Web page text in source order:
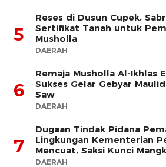
5
Reses di Dusun Cupek,
Sertifikat Tanah untuk
Musholla
DAERAH
6
Remaja Musholla Al-Ikhlas
Sukses Gelar Gebyar
Saw
DAERAH
7
Dugaan Tindak Pidana
Lingkungan Kementerian
Mencuat, Saksi Kunci
DAERAH